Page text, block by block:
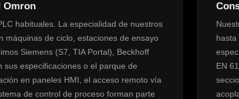
Omron
habituales. La especialidad de nuestros
máquinas de ciclo, estaciones de ensayo
Siemens (S7, TIA Portal), Beckhoff
sus especificaciones o el parque de
en paneles HMI, el acceso remoto vía
de control de proceso forman parte
hasta
EN